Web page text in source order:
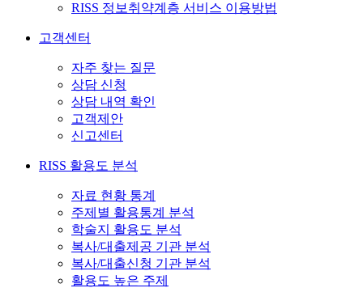
RISS 정보취약계층 서비스 이용방법
고객센터
자주 찾는 질문
상담 신청
상담 내역 확인
고객제안
신고센터
RISS 활용도 분석
자료 현황 통계
주제별 활용통계 분석
학술지 활용도 분석
복사/대출제공 기관 분석
복사/대출신청 기관 분석
활용도 높은 주제